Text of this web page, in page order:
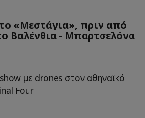
«Μεστάγια», πριν από
Βαλένθια - Μπαρτσελόνα